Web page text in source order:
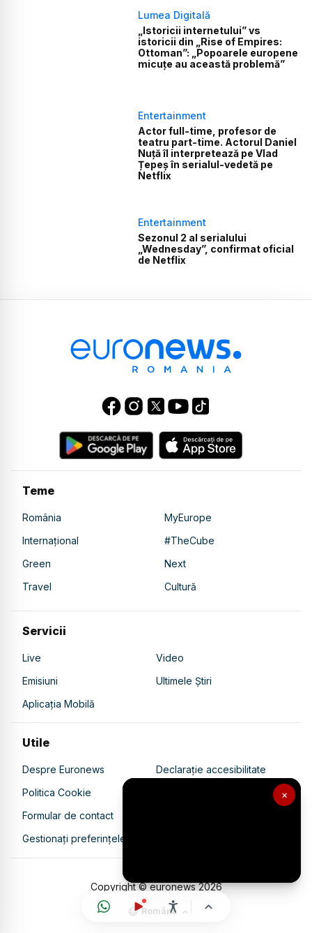
×
Lumea Digitală
„Istoricii internetului” vs
istoricii din „Rise of Empires:
Ottoman”: „Popoarele europene
micuțe au această problemă”
Entertainment
Actor full-time, profesor de
teatru part-time. Actorul Daniel
Nuță îl interpretează pe Vlad
Țepeș în serialul-vedetă pe
Netflix
Entertainment
Sezonul 2 al serialului
„Wednesday”, confirmat oficial
de Netflix
Teme
România
MyEurope
Internațional
#TheCube
Green
Next
Travel
Cultură
Servicii
Live
Video
Emisiuni
Ultimele Știri
Aplicația Mobilă
Utile
Despre Euronews
Declarație accesibilitate
Politica Cookie
Politica de confidențialitate
Formular de contact
Gestionați preferințele
Copyright © euronews2026
Română